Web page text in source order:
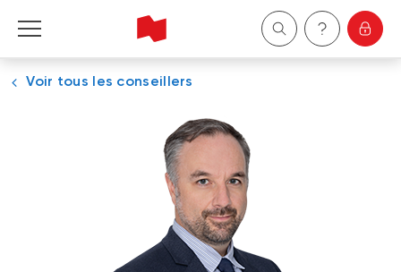
Particuliers
Voir tous les conseillers